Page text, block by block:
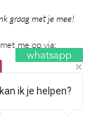
graag met je mee!
me op via:
whatsapp
btw en
ik je helpen?